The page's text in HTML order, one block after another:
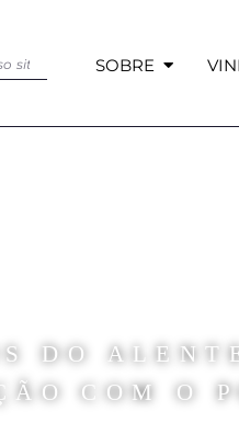
SOBRE
DO
COM O